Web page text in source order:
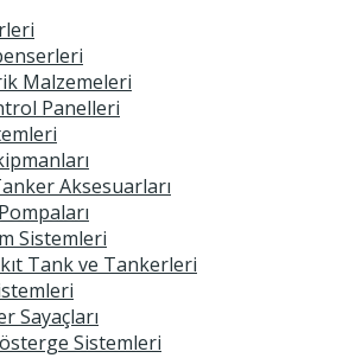
Malzemeleri
Panelleri
Aksesuarları
Sistemleri
Tank ve Tankerleri
Sayaçları
Sistemleri